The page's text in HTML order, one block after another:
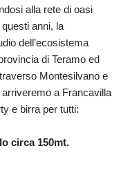
alla rete di oasi
anni, la
dell’ecosistema
di Teramo ed
Montesilvano e
a Francavilla
e birra per tutti:
circa 150mt.